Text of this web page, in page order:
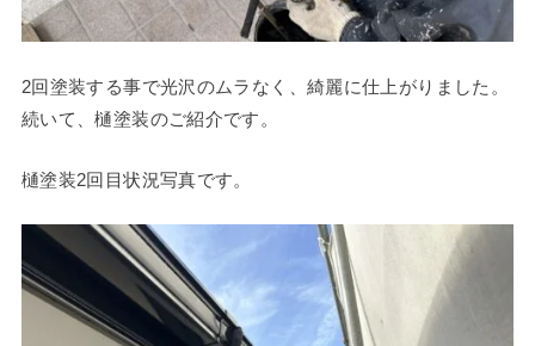
2回塗装する事で光沢のムラなく、綺麗に仕上がりました。
続いて、樋塗装のご紹介です。
樋塗装2回目状況写真です。